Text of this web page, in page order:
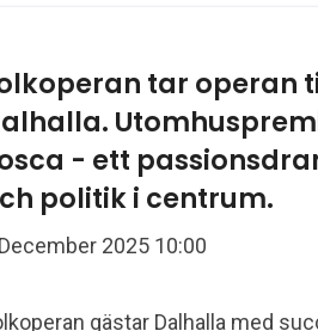
tar operan
- ett
politik i centrum.
2025 10:00
gästar Dalhalla med